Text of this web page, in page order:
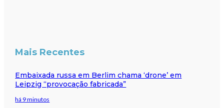
Mais Recentes
Embaixada russa em Berlim chama ‘drone’ em
Leipzig “provocação fabricada”
há 9 minutos